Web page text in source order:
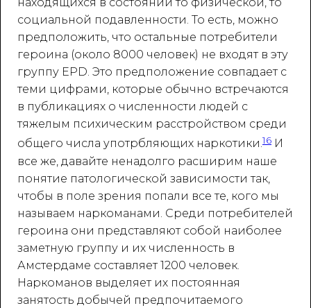
социальной подавленности. То есть, можно
предположить, что остальные потребители
героина (около 8000 человек) не входят в эту
группу ЕРD. Это предположение совпадает с
теми цифрами, которые обычно встречаются
в публикациях о численности людей с
тяжелым психическим расстройством среди
общего числа употрбляющих наркотики.16 И
все же, давайте ненадолго расширим наше
понятие патологической зависимости так,
чтобы в поле зрения попали все те, кого мы
называем наркоманами. Среди потребителей
героина они представляют собой наиболее
заметную группу и их численность в
Амстердаме составляет 1200 человек.
Наркоманов выделяет их постоянная
занятость добычей предпочитаемого